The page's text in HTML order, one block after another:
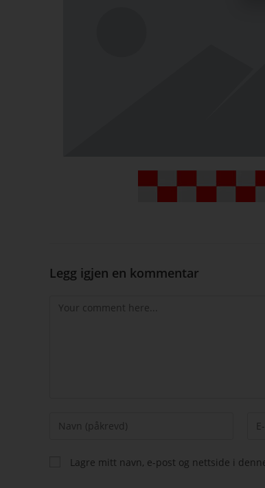
Legg igjen en kommentar
Lagre mitt navn, e-post og nettside i